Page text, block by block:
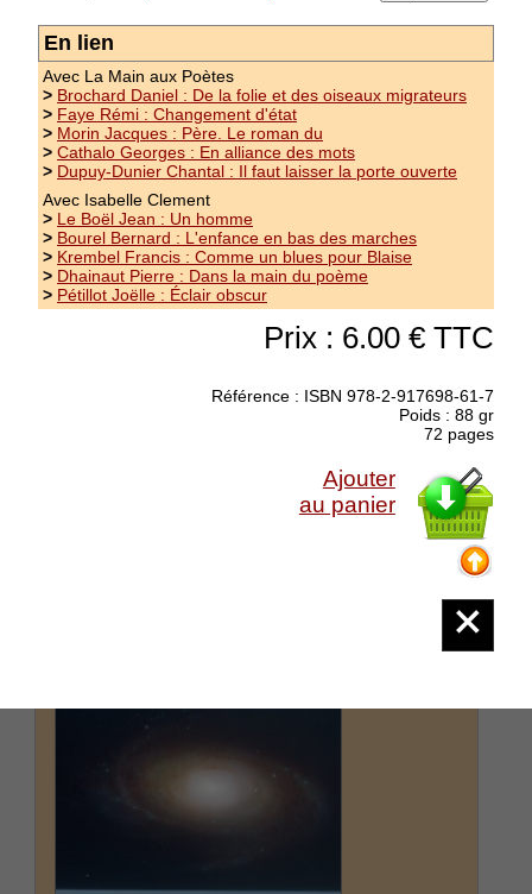
Epuisé
Bloyet Christine : Etreinte
Poésie - Prix des Trouvères des Lycéens 2008
Le Prix des Trouvères des Lycéens 2008,
organisé par Ecrit(s) du Nord, a été décerné à
soulignent le caractère bouleversant et
En lien
Avec La Main aux Poètes
> Brochard Daniel : De la folie et des oiseaux migrateurs
> Faye Rémi : Changement d'état
> Morin Jacques : Père. Le roman du
> Cathalo Georges : En alliance des mots
> Dupuy-Dunier Chantal : Il faut laisser la porte ouverte
Avec Isabelle Clement
> Le Boël Jean : Un homme
> Bourel Bernard : L'enfance en bas des marches
> Krembel Francis : Comme un blues pour Blaise
> Dhainaut Pierre : Dans la main du poème
> Pétillot Joëlle : Éclair obscur
Prix : 6.00 € TTC
Référence : ISBN 978-2-917698-61-7
Poids : 88 gr
72 pages
Ajouter
au panier